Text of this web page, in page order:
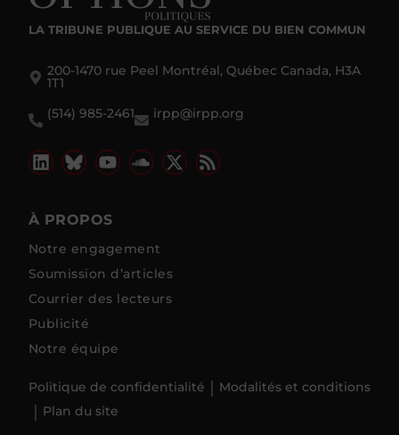
LA TRIBUNE PUBLIQUE AU SERVICE DU BIEN COMMUN
200-1470 rue Peel Montréal, Québec Canada, H3A
1T1
(514) 985-2461
irpp@irpp.org
À PROPOS
Notre engagement
Soumission d’articles
Courrier des lecteurs
Publicité
Notre équipe
Politique de confidentialité
Modalités et conditions
Plan du site